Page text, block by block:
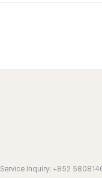
Service Inquiry: +852